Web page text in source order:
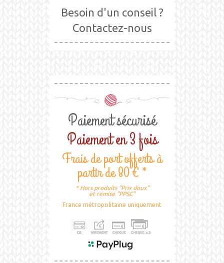
Besoin d'un conseil ?
Contactez-nous
Paiement sécurisé
Paiement en 3 fois
Frais de port offerts à
partir de 80 € *
* Hors produits "Prix doux"
et remise "PPSC"
France métropolitaine uniquement